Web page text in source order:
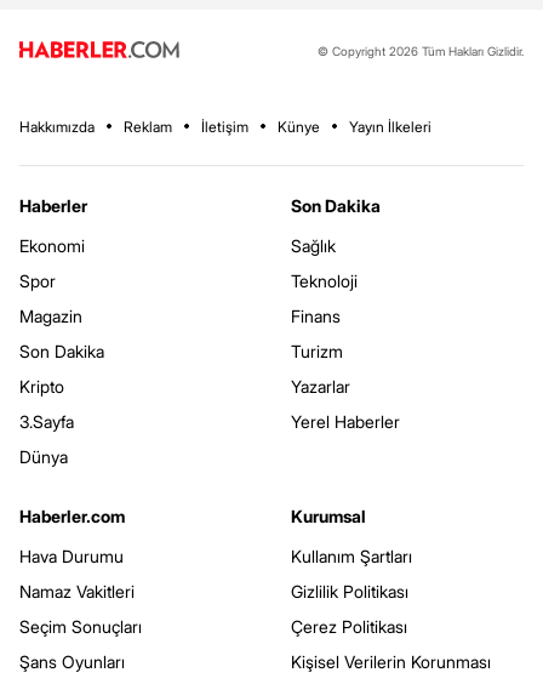
© Copyright 2026 Tüm Hakları Gizlidir.
Hakkımızda Reklam İletişim Künye Yayın İlkeleri
Haberler
Ekonomi
Spor
Magazin
Son Dakika
Kripto
3.Sayfa
Dünya
Son Dakika
Sağlık
Teknoloji
Finans
Turizm
Yazarlar
Yerel Haberler
Haberler.com
Hava Durumu
Namaz Vakitleri
Seçim Sonuçları
Şans Oyunları
Kurumsal
Kullanım Şartları
Gizlilik Politikası
Çerez Politikası
Kişisel Verilerin Korunması